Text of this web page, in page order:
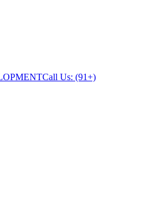
Call Us: (91+)